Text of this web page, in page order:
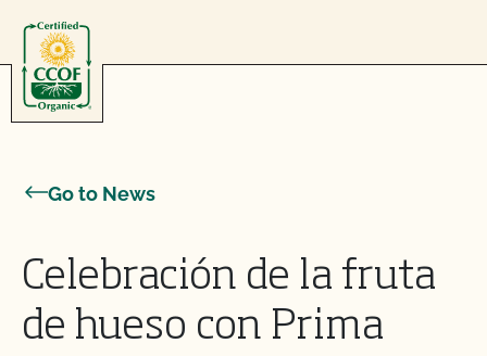
Go to News
Celebración de la fruta
de hueso con Prima